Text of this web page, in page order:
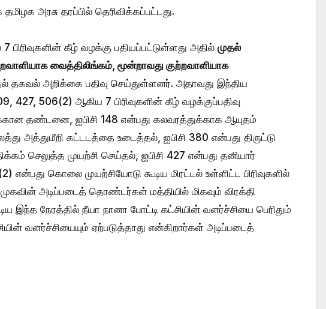
அரசு தரப்பில் தெரிவிக்கப்பட்டது.
பிரிவுகளின் கீழ் வழக்கு பதியப்பட்டுள்ளது அதில் முதல்
வைத்திலிங்கம், மூன்றாவது குற்றவாளியாக
தகவல் அறிக்கை பதிவு செய்துள்ளனர். அதாவது இந்திய
506(2) ஆகிய 7 பிரிவுகளின் கீழ் வழக்குப்பதிவு
தண்டனை, ஐபிசி 148 என்பது கலவரத்துக்காக ஆயுதம்
அத்துமீறி கட்டடத்தை உடைத்தல், ஐபிசி 380 என்பது திருட்டு
செலுத்த முயற்சி செய்தல், ஐபிசி 427 என்பது தனியார்
கொலை முயற்சியோடு கூடிய மிரட்டல் உள்ளிட்ட பிரிவுகளில்
அடிப்படைத் தொண்டர்கள் மத்தியில் மிகவும் விரக்தி
இந்த நேரத்தில் நீயா நானா போட்டி கட்சியின் வளர்ச்சியை பெரிதும்
வளர்ச்சியையும் ஏற்படுத்தாது என்கிறார்கள் அடிப்படைத்